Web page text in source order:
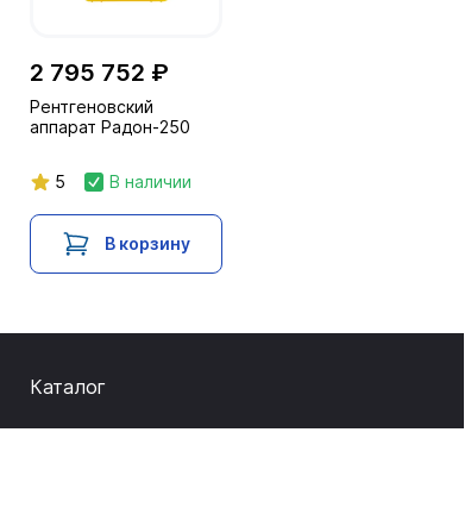
2 795 752 ₽
Рентгеновский
аппарат Радон-250
5 В наличии
В корзину
Каталог